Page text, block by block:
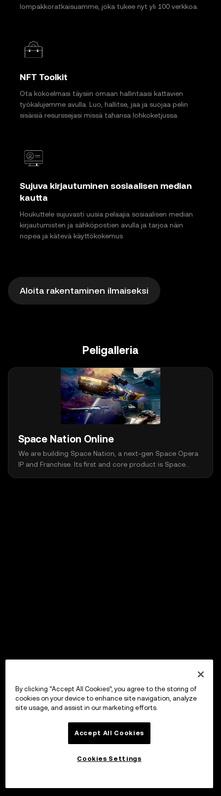
lompakkoratkaisuamme, joka tukee nyt yli 100 verkkoa.
NFT Toolkit
Ota kokoelmasi täysiin omaan hallintaasi kattavien
työkalujemme avulla. Luo, hallitse, jaa ja suojaa pelin
sisäisiä resurssejasi missä tahansa lohkoketjussa.
Sujuva kirjautuminen sosiaalisen median
kautta
Houkuttele sujuvasti uusia pelaajia sosiaalisen median
kirjautumisten ja sähköpostien avulla ja tarjoa näin
nopea ja kätevä käyttökokemus
Aloita rakentaminen ilmaiseksi
Peligalleria
Space Nation Online
We are building Space Nation, a next-gen Space Opera
IP and Franchise. Its first and core product is Space
By clicking “Accept All Cookies”, you agree to the storing of
cookies on your device to enhance site navigation, analyze
site usage, and assist in our marketing efforts.
Accept All Cookies
Cookies Settings